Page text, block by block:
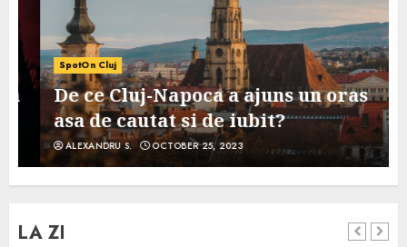
SpotOn Cluj
De ce Cluj-Napoca a ajuns un oras
asa de cautat si de iubit?
ALEXANDRU S. OCTOBER 25, 2023
LA ZI